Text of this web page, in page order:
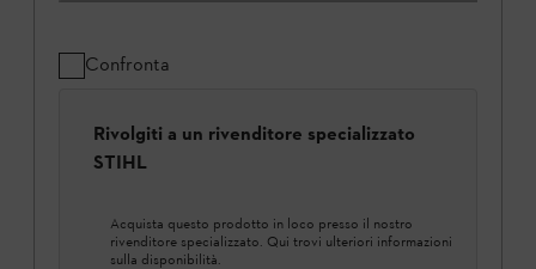
Confronta
Rivolgiti a un rivenditore specializzato
STIHL
Acquista questo prodotto in loco presso il nostro
rivenditore specializzato. Qui trovi ulteriori informazioni
sulla disponibilità.